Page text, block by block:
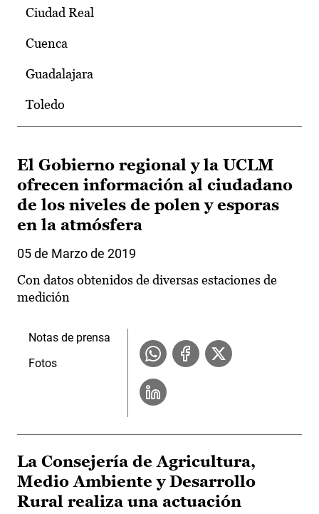
Ciudad Real
Cuenca
Guadalajara
Toledo
El Gobierno regional y la UCLM
ofrecen información al ciudadano
de los niveles de polen y esporas
en la atmósfera
05 de Marzo de 2019
Con datos obtenidos de diversas estaciones de
medición
Notas de prensa
Fotos
La Consejería de Agricultura,
Medio Ambiente y Desarrollo
Rural realiza una actuación